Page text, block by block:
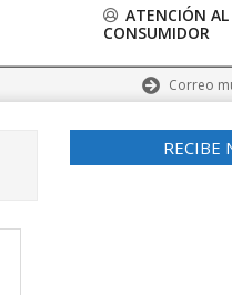
ATENCIÓN AL
CONSUMIDOR
Correo
RECIBE